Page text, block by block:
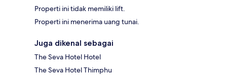
Properti ini tidak memiliki lift.
Properti ini menerima uang tunai.
Juga dikenal sebagai
The Seva Hotel Hotel
The Seva Hotel Thimphu